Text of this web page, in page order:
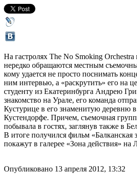
На гастролях The No Smoking
нередко обращаются местным
кому удается не просто поснимать
ним интервью, а «раскрутить» его на
студенту из Екатеринбурга Андрею
знакомство на Урале, его команда
Кустурице в его знаменитую деревню
Кустендорфе. Причем, съемочная
побывала в гостях, заглянув также в
В итоге получился фильм «Балканская
покажут в галерее «Зона действия» на
Опубликовано 13 апреля 2012, 13:32